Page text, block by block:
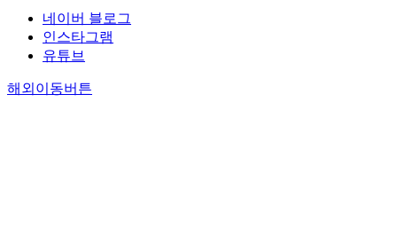
네이버 블로그
인스타그램
유튜브
해외이동버튼